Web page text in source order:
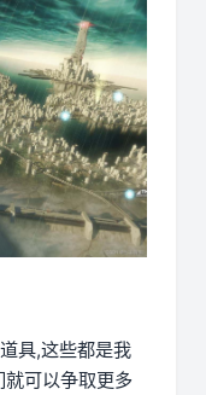
具,这些都是我
可以争取更多